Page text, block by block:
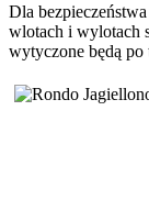
Dla
wlotach i wylotach
wytyczone będą po